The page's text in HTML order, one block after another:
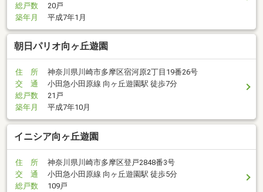
総戸数
20戸
築年月
平成7年1月
朝日パリオ向ヶ丘遊園
住 所
神奈川県川崎市多摩区宿河原2丁目19番26号
交 通
小田急小田原線 向ヶ丘遊園駅 徒歩7分
総戸数
21戸
築年月
平成7年10月
イニシア向ヶ丘遊園
住 所
神奈川県川崎市多摩区登戸2848番3号
交 通
小田急小田原線 向ヶ丘遊園駅 徒歩5分
総戸数
109戸